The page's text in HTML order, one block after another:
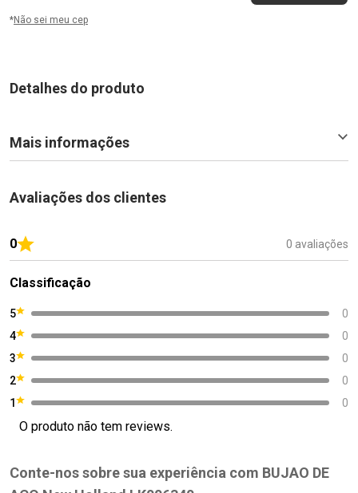
*Não sei meu cep
Detalhes do produto
Mais informações
Avaliações dos clientes
0 0 avaliações
Classificação
5
0
4
0
3
0
2
0
1
0
O produto não tem reviews.
Conte-nos sobre sua experiência com BUJAO DE